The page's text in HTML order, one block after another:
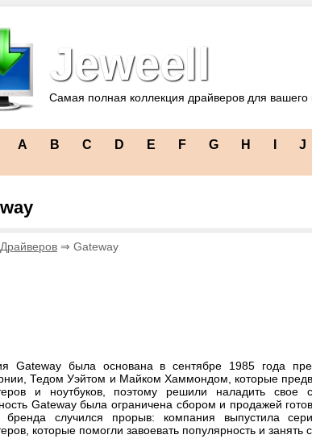
Jeweell
Самая полная коллекция драйверов для вашего
A B C D E F G H J
⇒ Gateway
Gateway была основана в сентябре 1985 года
Тедом Уэйтом и Майком Хаммондом, которые
и ноутбуков, поэтому решили наладить свое
Gateway была ограничена сбором и продажей
бренда случился прорыв: компания выпустила
которые помогли завоевать популярность и